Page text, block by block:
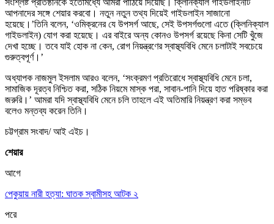
আপনাদের সঙ্গে শেয়ার করবো। নতুন নতুন তথ্য দিয়েই গাইডলাইন সাজানো
হয়েছে।’তিনি বলেন, ‘ওমিক্রনের যে উপসর্গ আছে, সেই উপসর্গগুলো এতে (ক্লিনিক্যাল
গাইডলাইন) যোগ করা হয়েছে। এর বাইরে অন্য কোনও উপসর্গ রয়েছে কিনা সেটি খুঁজে
দেখা হচ্ছে। তবে যাই হোক না কেন, রোগ নিয়ন্ত্রণের স্বাস্থ্যবিধি মেনে চলাটাই সবচেয়ে
গুরুত্বপূর্ণ।’
অধ্যাপক নাজমুল ইসলাম আরও বলেন, ‘সংক্রমণ প্রতিরোধে স্বাস্থ্যবিধি মেনে চলা,
সামাজিক দূরত্ব নিশ্চিত করা, সঠিক নিয়মে মাস্ক পরা, সাবান-পানি দিয়ে হাত পরিষ্কার করা
জরুরি।’ আমরা যদি স্বাস্থ্যবিধি মেনে চলি তাহলে এই অতিমারি নিয়ন্ত্রণ করা সম্ভব
বলেও মন্তব্য করেন তিনি।
চট্টগ্রাম সংবাদ/ আই এইচ।
শেয়ার
আগে
পেকুয়ায় নারী হত্যা: ঘাতক স্বামীসহ আটক ২
পরে